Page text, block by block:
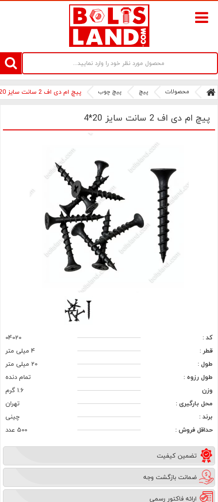
سامانه آنلاین فروش پیچ و مهره های صنعتی بولتز لند | سرزمین پیچ
محصولات پیچ پیچ چوب پیچ ام دی اف 2 سانت سایز 20*4
پیچ ام دی اف 2 سانت سایز 20*4
کد :
04020
قطر :
4 میلی متر
طول :
20 میلی متر
طول رزوه :
تمام دنده
وزن
1.6 گرم
محل بارگیری :
تهران
برند :
چینی
حداقل فروش :
500 عدد
تضمین کیفیت
ضمانت بازگشت وجه
ارائه فاکتور رسمی